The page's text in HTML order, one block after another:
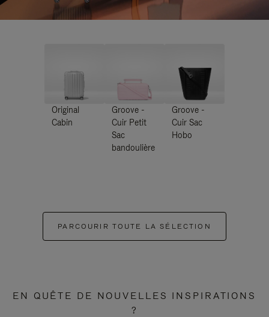
Original
Cabin
Groove -
Cuir Petit
Sac
bandoulière
Groove -
Cuir Sac
Hobo
PARCOURIR TOUTE LA SÉLECTION
EN QUÊTE DE NOUVELLES INSPIRATIONS
?